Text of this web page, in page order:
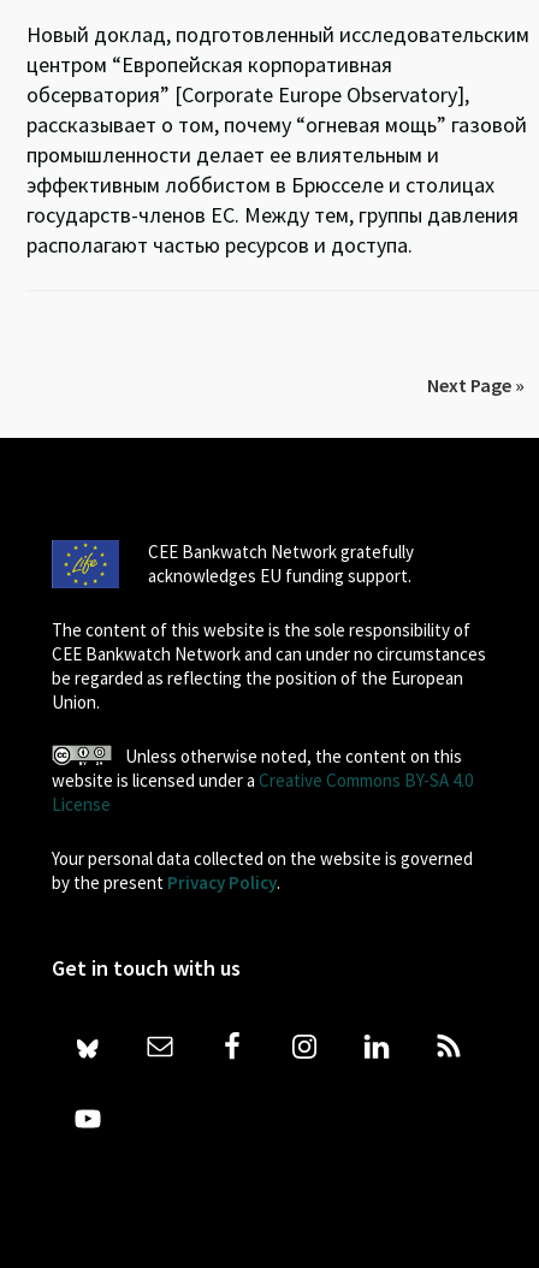
Новый доклад, подготовленный исследовательским
центром “Европейская корпоративная
обсерватория” [Corporate Europe Observatory],
рассказывает о том, почему “огневая мощь” газовой
промышленности делает ее влиятельным и
эффективным лоббистом в Брюсселе и столицах
государств-членов ЕС. Между тем, группы давления
располагают частью ресурсов и доступа.
Next Page »
CEE Bankwatch Network gratefully
acknowledges EU funding support.
The content of this website is the sole responsibility of
CEE Bankwatch Network and can under no circumstances
be regarded as reflecting the position of the European
Union.
Unless otherwise noted, the content on this
website is licensed under a Creative Commons BY-SA 4.0
License
Your personal data collected on the website is governed
by the present Privacy Policy.
Get in touch with us